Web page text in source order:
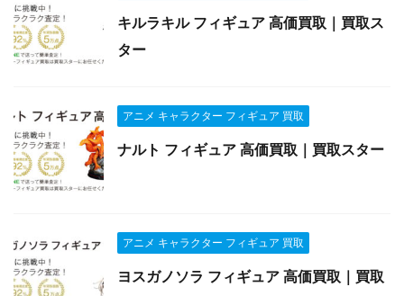
キルラキル フィギュア 高価買取｜買取ス
ター
アニメ キャラクター フィギュア 買取
ナルト フィギュア 高価買取｜買取スター
アニメ キャラクター フィギュア 買取
ヨスガノソラ フィギュア 高価買取｜買取